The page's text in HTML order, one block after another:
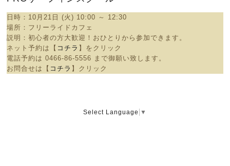
日時：10 月21日 (火) 10:00 ～ 12:30
場所： フリーライドカフェ
説明：初心者の方大歓迎！おひとりから参加できます。
ネット予約は【 コチラ 】をクリック
電話予約は0466-86-5556 まで御願い致します。
お問合せは【 コチラ 】クリック
Select Language ▼